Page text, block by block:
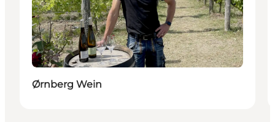
Ørnberg Wein